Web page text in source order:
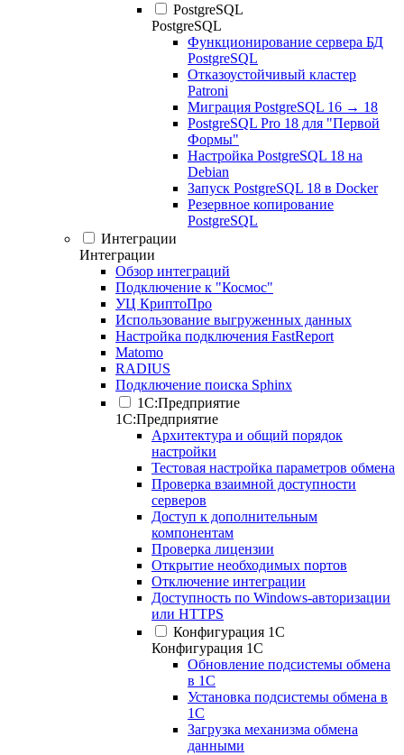
PostgreSQL
PostgreSQL
Функционирование сервера БД
PostgreSQL
Отказоустойчивый кластер
Patroni
Миграция PostgreSQL 16 → 18
PostgreSQL Pro 18 для "Первой
Формы"
Настройка PostgreSQL 18 на
Debian
Запуск PostgreSQL 18 в Docker
Резервное копирование
PostgreSQL
Интеграции
Интеграции
Обзор интеграций
Подключение к "Космос"
УЦ КриптоПро
Использование выгруженных данных
Настройка подключения FastReport
Matomo
RADIUS
Подключение поиска Sphinx
1С:Предприятие
1С:Предприятие
Архитектура и общий порядок
настройки
Тестовая настройка параметров обмена
Проверка взаимной доступности
серверов
Доступ к дополнительным
компонентам
Проверка лицензии
Открытие необходимых портов
Отключение интеграции
Доступность по Windows-авторизации
или HTTPS
Конфигурация 1С
Конфигурация 1С
Обновление подсистемы обмена
в 1С
Установка подсистемы обмена в
1С
Загрузка механизма обмена
данными